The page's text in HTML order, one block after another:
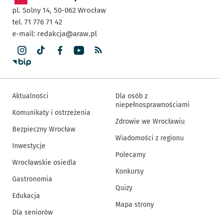
pl. Solny 14, 50-062 Wrocław
tel. 71 776 71 42
e-mail: redakcja@araw.pl
Aktualności
Komunikaty i ostrzeżenia
Bezpieczny Wrocław
Inwestycje
Wrocławskie osiedla
Gastronomia
Edukacja
Dla seniorów
Dla osób z
niepełnosprawnościami
Zdrowie we Wrocławiu
Wiadomości z regionu
Polecamy
Konkursy
Quizy
Mapa strony